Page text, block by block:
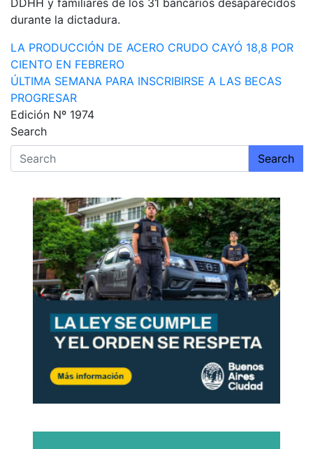
durante la dictadura.
Navegación
de
entradas
LA PRODUCCIÓN DE ACERO CRUDO CAYÓ 18,8 POR
CIENTO EN FEBRERO
ÚLTIMA SEMANA PARA INSCRIBIRSE A LAS BECAS
PROGRESAR
Edición Nº 1974
Search
Search